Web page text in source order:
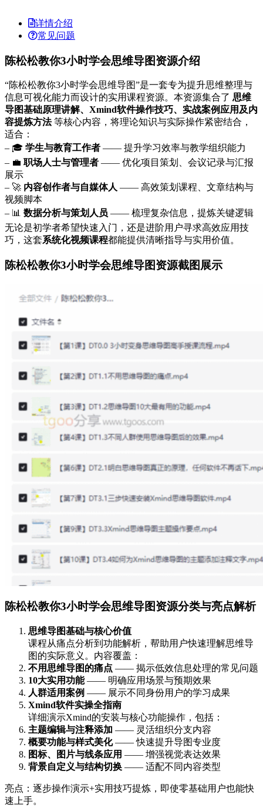
详情介绍
常见问题
陈松松教你3小时学会思维导图资源介绍
“陈松松教你3小时学会思维导图”是一套专为提升思维整理与
信息可视化能力而设计的实用课程资源。本资源集合了 思维
导图基础原理讲解、Xmind软件操作技巧、实战案例应用及内
容提炼方法等核心内容，将理论知识与实际操作紧密结合，
适合：
– 🎓 学生与教育工作者 —— 提升学习效率与教学组织能力
– 💼 职场人士与管理者 —— 优化项目策划、会议记录与汇报
展示
– 🚀 内容创作者与自媒体人 —— 高效策划课程、文章结构与
视频脚本
– 📊 数据分析与策划人员 —— 梳理复杂信息，提炼关键逻辑
无论是初学者希望快速入门，还是进阶用户寻求高效应用技
巧，这套系统化视频课程都能提供清晰指导与实用价值。
陈松松教你3小时学会思维导图资源截图展示
陈松松教你3小时学会思维导图资源分类与亮点解析
思维导图基础与核心价值
课程从痛点分析到功能解析，帮助用户快速理解思维导
图的实际意义。内容覆盖：
不用思维导图的痛点 —— 揭示低效信息处理的常见问题
10大实用功能—— 明确应用场景与预期效果
人群适用案例 —— 展示不同身份用户的学习成果
Xmind软件实操全指南
详细演示Xmind的安装与核心功能操作，包括：
主题编辑与注释添加 —— 灵活组织分支内容
概要功能与样式美化—— 快速提升导图专业度
图标、图片与线条应用 —— 增强视觉表达效果
背景自定义与结构切换 —— 适配不同内容类型
亮点：逐步操作演示+实用技巧提炼，即使零基础用户也能快
速上手。